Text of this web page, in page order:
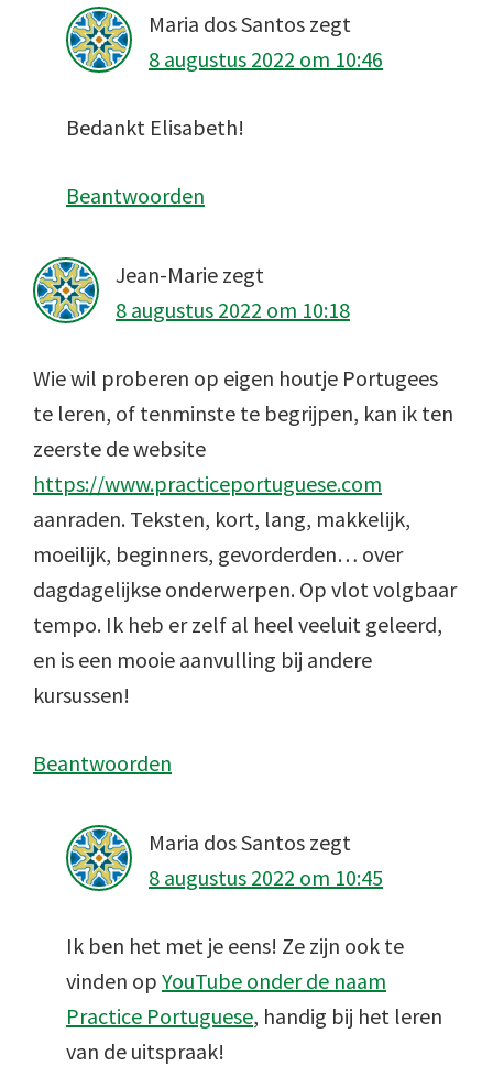
Maria dos Santos zegt
8 augustus 2022 om 10:46
Bedankt Elisabeth!
Beantwoorden
Jean-Marie zegt
8 augustus 2022 om 10:18
Wie wil proberen op eigen houtje Portugees
te leren, of tenminste te begrijpen, kan ik ten
zeerste de website
https://www.practiceportuguese.com
aanraden. Teksten, kort, lang, makkelijk,
moeilijk, beginners, gevorderden… over
dagdagelijkse onderwerpen. Op vlot volgbaar
tempo. Ik heb er zelf al heel veeluit geleerd,
en is een mooie aanvulling bij andere
kursussen!
Beantwoorden
Maria dos Santos zegt
8 augustus 2022 om 10:45
Ik ben het met je eens! Ze zijn ook te
vinden op YouTube onder de naam
Practice Portuguese, handig bij het leren
van de uitspraak!